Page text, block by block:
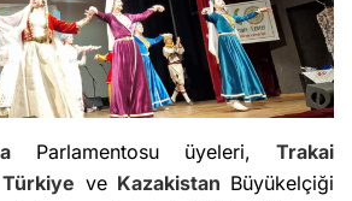
Parlamentosu üyeleri, Trakai
Türkiye ve Kazakistan Büyükelçiği